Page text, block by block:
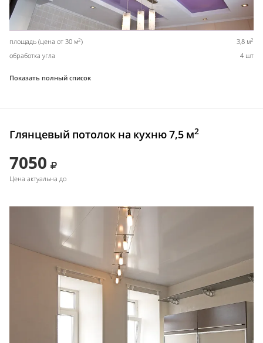
площадь (цена от 30 м2) 3,8 м2
обработка угла 4 шт
Показать полный список
Глянцевый потолок на кухню 7,5 м2
7050
Цена актуальна до